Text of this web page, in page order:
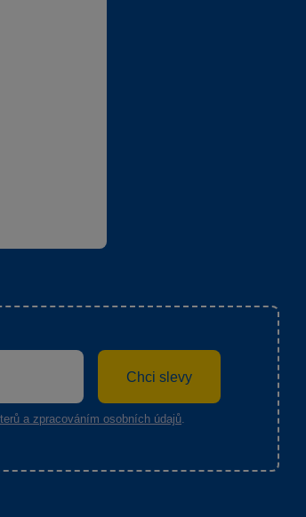
Chci slevy
a zpracováním osobních údajů